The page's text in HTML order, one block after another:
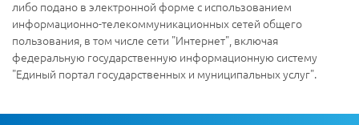
либо подано в электронной форме с использованием
информационно-телекоммуникационных сетей общего
пользования, в том числе сети "Интернет", включая
федеральную государственную информационную систему
"Единый портал государственных и муниципальных услуг".